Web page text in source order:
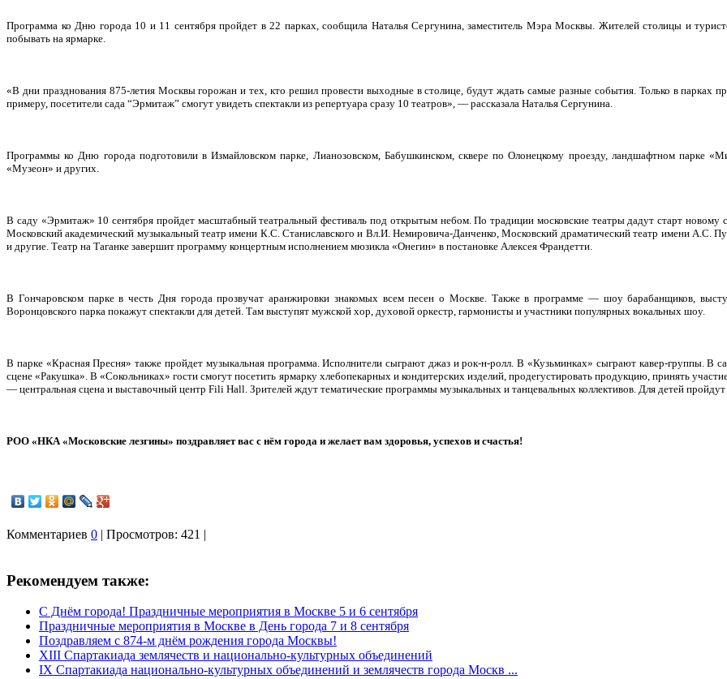
Программа ко Дню города 10 и 11 сентября пройдет в 22 парках, сообщила Наталья Сергунина, заместитель Мэра Москвы. Жителей столицы и
побывать на ярмарке.
«В дни празднования 875-летия Москвы горожан и тех, кто решил провести выходные в столице, будут ждать самые разные события. Только в парках
примеру, посетители сада “Эрмитаж” смогут увидеть спектакли из репертуара сразу 10 театров», — рассказала Наталья Сергунина.
Программы ко Дню города подготовили в Измайловском парке, Лианозовском, Бабушкинском, сквере по Олонецкому проезду, ландшафтном парке
«Музеон» и других.
В саду «Эрмитаж» 10 сентября пройдет масштабный театральный фестиваль под открытым небом. По традиции московские театры дадут старт
Московский академический музыкальный театр имени К.С. Станиславского и Вл.И. Немировича-Данченко, Московский драматический театр имени А.С.
и другие. Театр на Таганке завершит программу концертным исполнением мюзикла «Онегин» в постановке Алексея Франдетти.
В Гончаровском парке в честь Дня города прозвучат аранжировки знакомых всем песен о Москве. Также в программе — шоу барабанщиков,
Воронцовского парка покажут спектакли для детей. Там выступят мужской хор, духовой оркестр, гармонисты и участники популярных вокальных шоу.
В парке «Красная Пресня» также пройдет музыкальная программа. Исполнители сыграют джаз и рок-н-ролл. В «Кузьминках» сыграют кавер-группы. В
сцене «Ракушка». В «Сокольниках» гости смогут посетить ярмарку хлебопекарных и кондитерских изделий, продегустировать продукцию, принять
— центральная сцена и выставочный центр Fili Hall. Зрителей ждут тематические программы музыкальных и танцевальных коллективов. Для детей пройдут
РОО «НКА «Московские лезгины» поздравляет вас с нём города и желает вам здоровья, успехов и счастья!
Комментариев 0 | Просмотров: 421 |
Рекомендуем также:
С Днём города! Праздничные мероприятия в Москве 5 и 6 сентября
Праздничные мероприятия в Москве в День города 7 и 8 сентября
Поздравляем с 874-м днём рождения города Москвы!
XIII Спартакиада землячеств и национально-культурных объединений
IX Cпартакиада национально-культурных объединений и землячеств города Москв ...